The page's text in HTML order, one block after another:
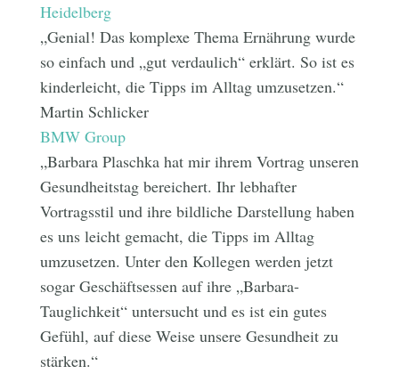
Heidelberg
„Genial! Das komplexe Thema Ernährung wurde
so einfach und „gut verdaulich“ erklärt. So ist es
kinderleicht, die Tipps im Alltag umzusetzen.“
Martin Schlicker
BMW Group
„Barbara Plaschka hat mir ihrem Vortrag unseren
Gesundheitstag bereichert. Ihr lebhafter
Vortragsstil und ihre bildliche Darstellung haben
es uns leicht gemacht, die Tipps im Alltag
umzusetzen. Unter den Kollegen werden jetzt
sogar Geschäftsessen auf ihre „Barbara-
Tauglichkeit“ untersucht und es ist ein gutes
Gefühl, auf diese Weise unsere Gesundheit zu
stärken.“